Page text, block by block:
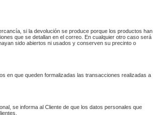
si la devolución se produce porque los productos han
que se detallan en el correo. En cualquier otro caso será
sido abiertos ni usados y conserven su precinto o
en que queden formalizadas las transacciones realizadas a
se informa al Cliente de que los datos personales que